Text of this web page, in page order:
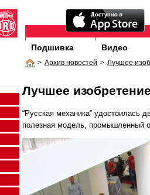
Подшивка Видео
> Архив новостей > Лучшее
Лучшее
“Русская механика” удостоилась
полезная модель, промышленный